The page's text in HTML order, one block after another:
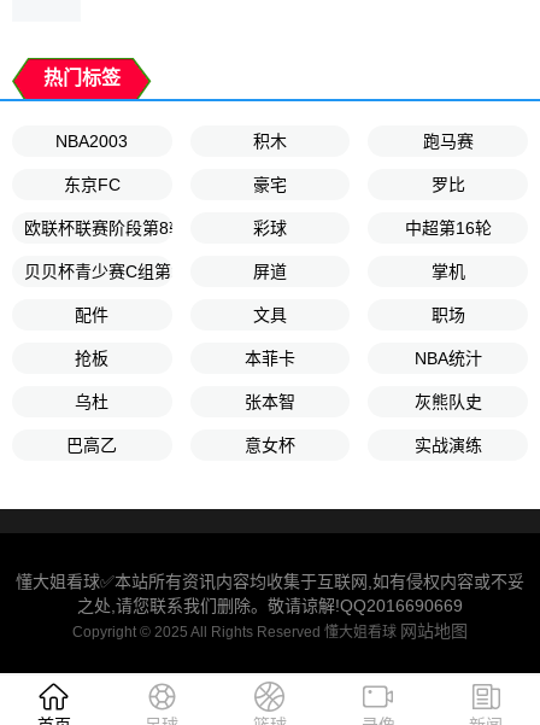
热门标签
NBA2003 积木 跑马赛
东京FC 豪宅 罗比
欧联杯联赛阶段第8轮 彩球 中超第16轮
贝贝杯青少赛C组第2轮 屏道 掌机
配件 文具 职场
抢板 本菲卡 NBA统汁
乌杜 张本智 灰熊队史
巴高乙 意女杯 实战演练
懂大姐看球✅本站所有资讯内容均收集于互联网,如有侵权内容或不妥
之处,请您联系我们删除。敬请谅解!QQ2016690669
Copyright © 2025 All Rights Reserved 懂大姐看球 网站地图